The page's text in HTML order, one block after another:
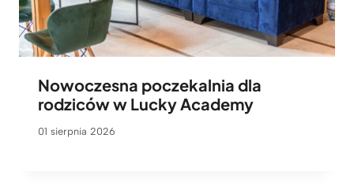
Nowoczesna poczekalnia dla
rodziców w Lucky Academy
01 sierpnia 2026